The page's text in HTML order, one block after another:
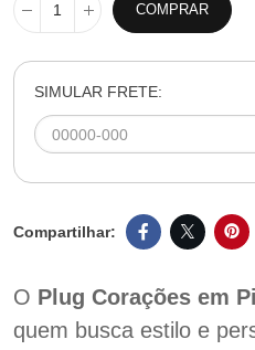
COMPRAR
SIMULAR FRETE:
O Plug Corações em
quem busca estilo e